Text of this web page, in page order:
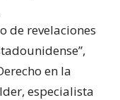
de revelaciones
en la
especialista